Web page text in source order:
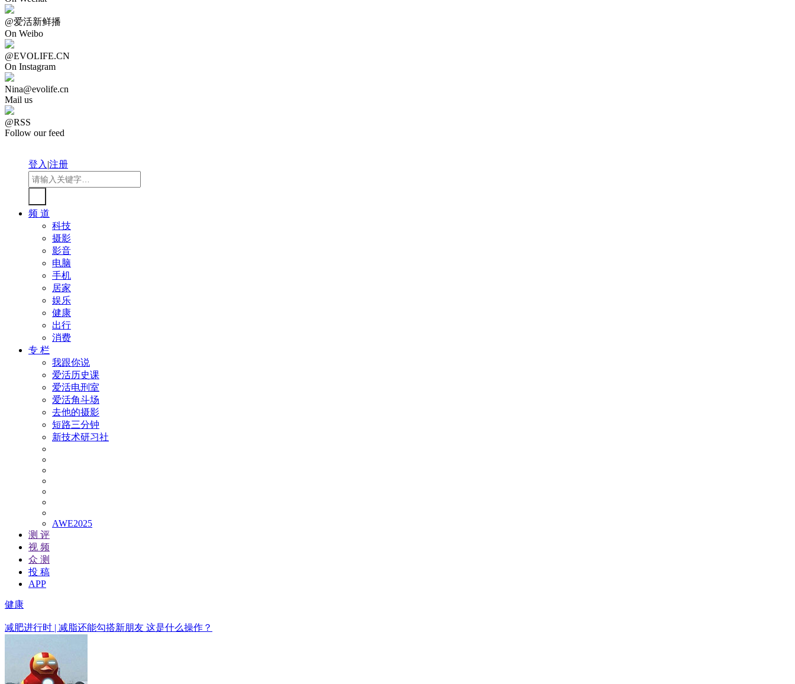
@爱活新鲜播
On Weibo
@EVOLIFE.CN
On Instagram
Nina@evolife.cn
Mail us
@RSS
Follow our feed
登入|注册
频 道
科技
摄影
影音
电脑
手机
居家
娱乐
健康
出行
消费
专 栏
我跟你说
爱活历史课
爱活电刑室
爱活角斗场
去他的摄影
短路三分钟
新技术研习社
AWE2025
测 评
视 频
众 测
投 稿
APP
健康
减肥进行时 | 减脂还能勾搭新朋友 这是什么操作？